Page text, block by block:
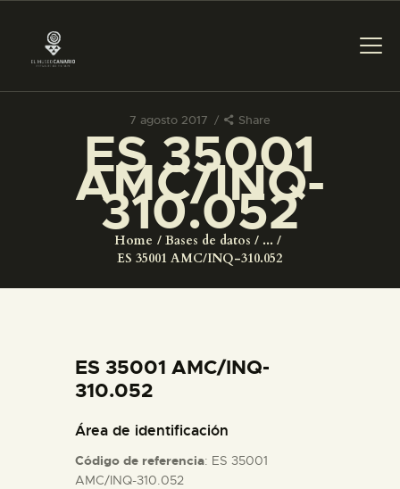
7 agosto 2017 Share
ES 35001
AMC/INQ-
310.052
Home Bases de datos
...
ES 35001 AMC/INQ-310.052
PREPARAR LA VISITA
ACTIVIDADES
COLECCIONES
ESPAÑOL
ES 35001 AMC/INQ-
310.052
Área de identificación
Código de referencia: ES 35001
AMC/INQ-310.052